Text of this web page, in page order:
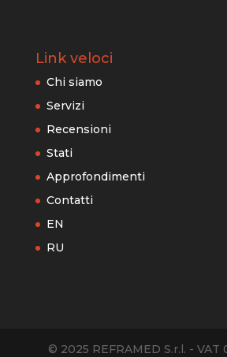
Link veloci
Chi siamo
Servizi
Recensioni
Stati
Approfondimenti
Contatti
EN
RU
© 2025 REFRAMED S.r.l. - VAT